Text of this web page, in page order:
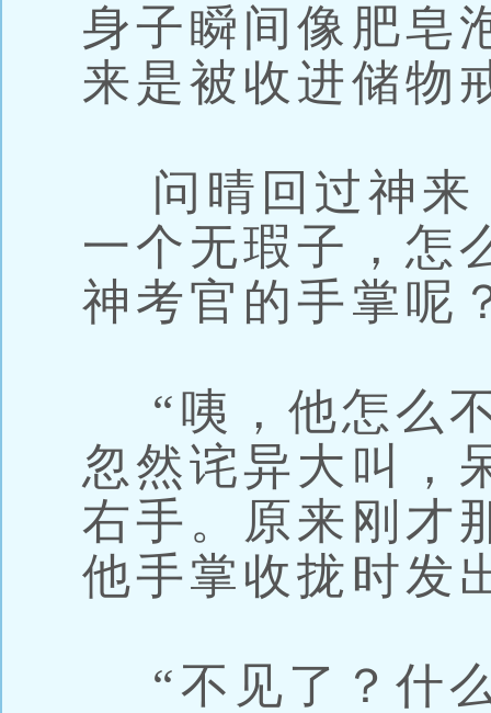
身子瞬间像肥皂
来是被收进储物
问晴回过神来
一个无瑕子，怎
神考官的手掌呢
“咦，他怎么
忽然诧异大叫，
右手。原来刚才
他手掌收拢时发
“不见了？什